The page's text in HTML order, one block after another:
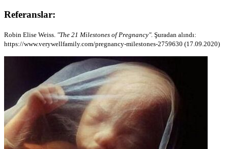
Referanslar:
Robin Elise Weiss. "The 21 Milestones of Pregnancy". Şuradan alındı:
https://www.verywellfamily.com/pregnancy-milestones-2759630 (17.09.2020)